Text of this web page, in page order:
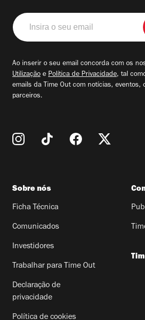
Insira
o
seu
Ao inserir o seu email concorda com os
Utilização e Política de Privacidade, tal
emails da Time Out com notícias, eventos,
parceiros.
Sobre nós
Ficha Técnica
Comunicados
Investidores
Trabalhar para Time Out
Declaração de
privacidade
Política de cookies